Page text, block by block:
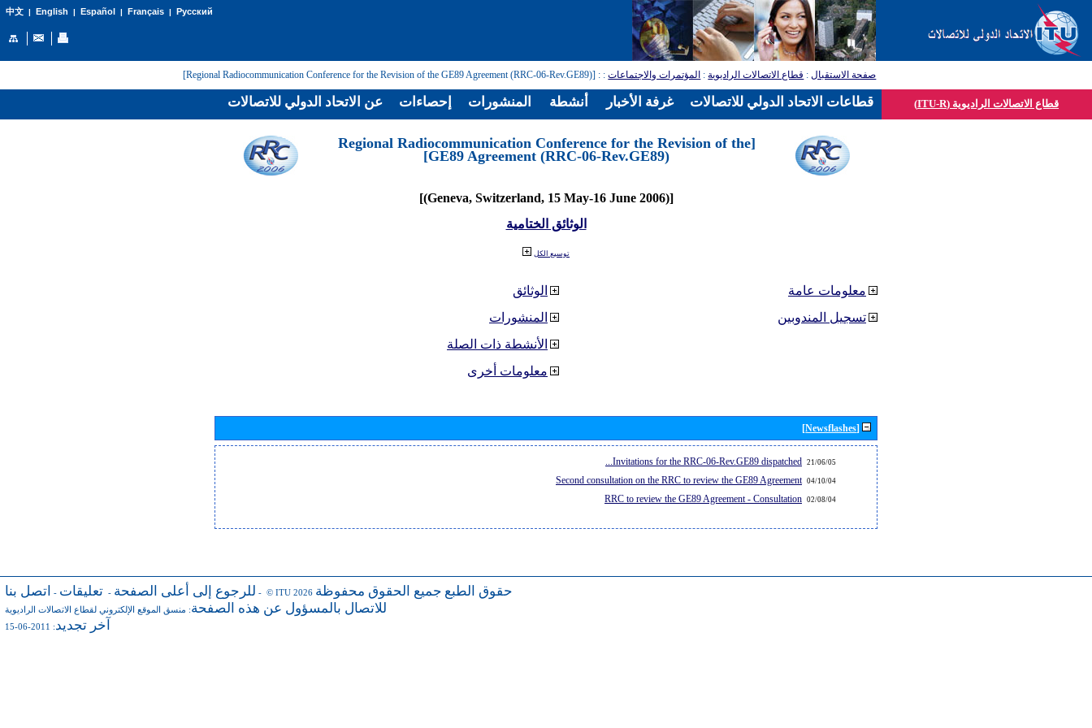
中文| English | Español | Français| Русский
صفحة الاستقبال: قطاع الاتصالات الراديوية: المؤتمرات والاجتماعات:
: [Regional Radiocommunication Conference for the Revision of the GE89 Agreement (RRC-06-Rev.GE89)]
قطاع الاتصالات الراديوية (ITU-R)
[Regional Radiocommunication Conference for the Revision of the
GE89 Agreement (RRC-06-Rev.GE89)]
[(Geneva, Switzerland, 15 May-16 June 2006)]
الوثائق الختامية
توسيع الكل
الوثائق
المنشورات
الأنشطة ذات الصلة
معلومات أخرى
معلومات عامة
تسجيل المندوبين
[Newsflashes]
21/06/05
Invitations for the RRC-06-Rev.GE89 dispatched...
04/10/04
Second consultation on the RRC to review the GE89 Agreement
02/08/04
RRC to review the GE89 Agreement - Consultation
للرجوع إلى أعلى الصفحة - تعليقات - اتصل بنا - © ITU 2026 حقوق الطبع جميع الحقوق محفوظة
للاتصال بالمسؤول عن هذه الصفحة: منسق الموقع الإلكتروني لقطاع الاتصالات الراديوية
آخر تجديد: 2011-06-15
عن الاتحاد الدولي للاتصالات إحصاءات المنشورات أنشطة غرفة الأخبار قطاعات الاتحاد الدولي للاتصالات